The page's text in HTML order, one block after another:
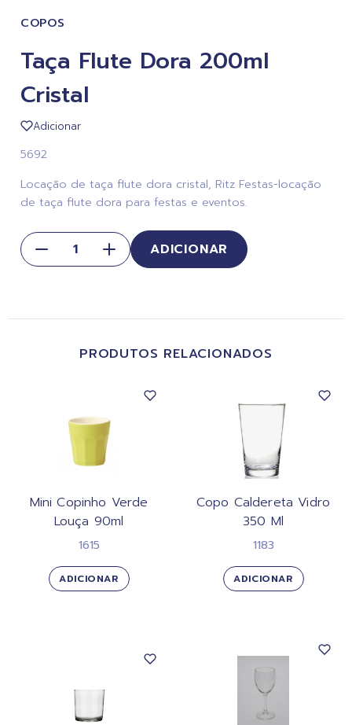
COPOS
Taça Flute Dora 200ml
Cristal
Adicionar
5692
Locação de taça flute dora cristal, Ritz Festas-locação
de taça flute dora para festas e eventos.
ADICIONAR
PRODUTOS RELACIONADOS
Mini Copinho Verde
Louça 90ml
1615
ADICIONAR
Copo Caldereta Vidro
350 Ml
1183
ADICIONAR